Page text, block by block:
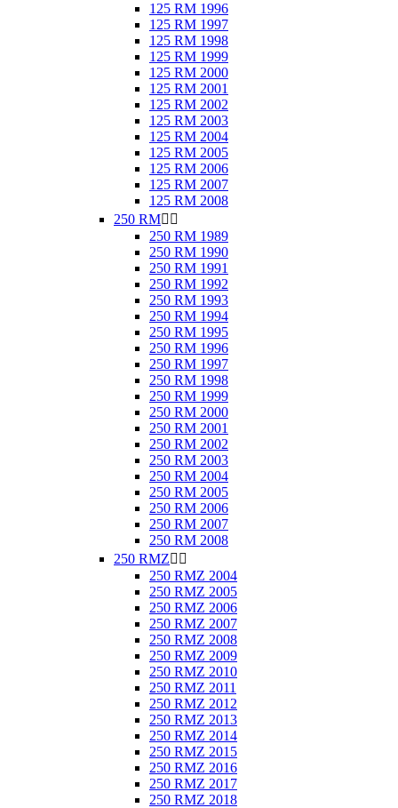
125 RM 1996
125 RM 1997
125 RM 1998
125 RM 1999
125 RM 2000
125 RM 2001
125 RM 2002
125 RM 2003
125 RM 2004
125 RM 2005
125 RM 2006
125 RM 2007
125 RM 2008
250 RM 
250 RM 1989
250 RM 1990
250 RM 1991
250 RM 1992
250 RM 1993
250 RM 1994
250 RM 1995
250 RM 1996
250 RM 1997
250 RM 1998
250 RM 1999
250 RM 2000
250 RM 2001
250 RM 2002
250 RM 2003
250 RM 2004
250 RM 2005
250 RM 2006
250 RM 2007
250 RM 2008
250 RMZ 
250 RMZ 2004
250 RMZ 2005
250 RMZ 2006
250 RMZ 2007
250 RMZ 2008
250 RMZ 2009
250 RMZ 2010
250 RMZ 2011
250 RMZ 2012
250 RMZ 2013
250 RMZ 2014
250 RMZ 2015
250 RMZ 2016
250 RMZ 2017
250 RMZ 2018